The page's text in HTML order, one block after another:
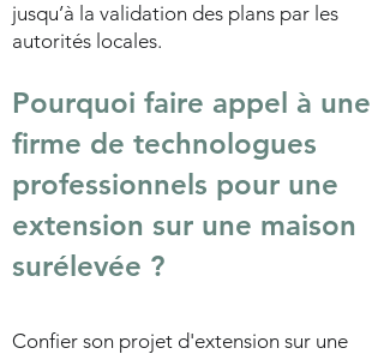
jusqu’à la validation des plans par les
autorités locales.
Pourquoi faire appel à une
firme de technologues
professionnels pour une
extension sur une maison
surélevée ?
Confier son projet d'extension sur une